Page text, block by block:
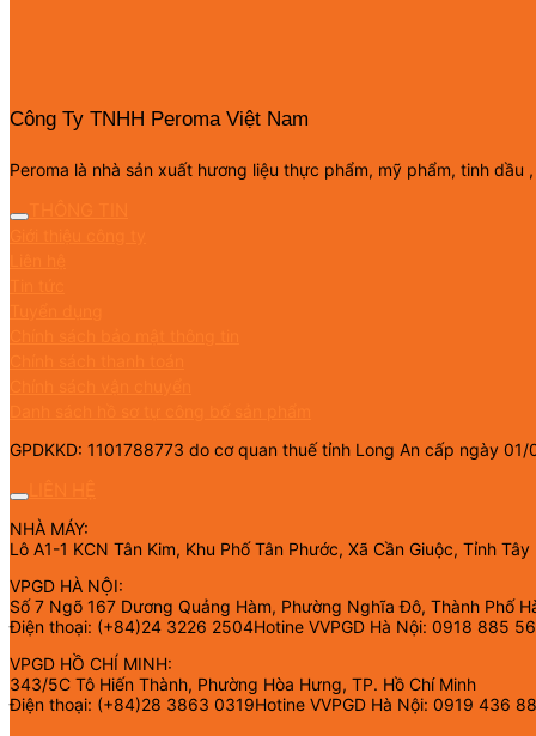
Công Ty TNHH Peroma Việt Nam
Peroma là nhà sản xuất hương liệu thực phẩm, mỹ phẩm, tinh dầu
GPDKKD: 1101788773 do cơ quan thuế tỉnh Long An cấp ngày 01/
NHÀ MÁY:
Lô A1-1 KCN Tân Kim, Khu Phố Tân Phước, Xã Cần Giuộc, Tỉnh Tây
VPGD HÀ NỘI:
Số 7 Ngõ 167 Dương Quảng Hàm, Phường Nghĩa Đô, Thành Phố
Điện thoại: (+84)24 3226 2504Hotine VVPGD Hà Nội: 0918 885
VPGD HỒ CHÍ MINH:
343/5C Tô Hiến Thành, Phường Hòa Hưng, TP. Hồ Chí Minh
Điện thoại: (+84)28 3863 0319Hotine VVPGD Hà Nội: 0919 436